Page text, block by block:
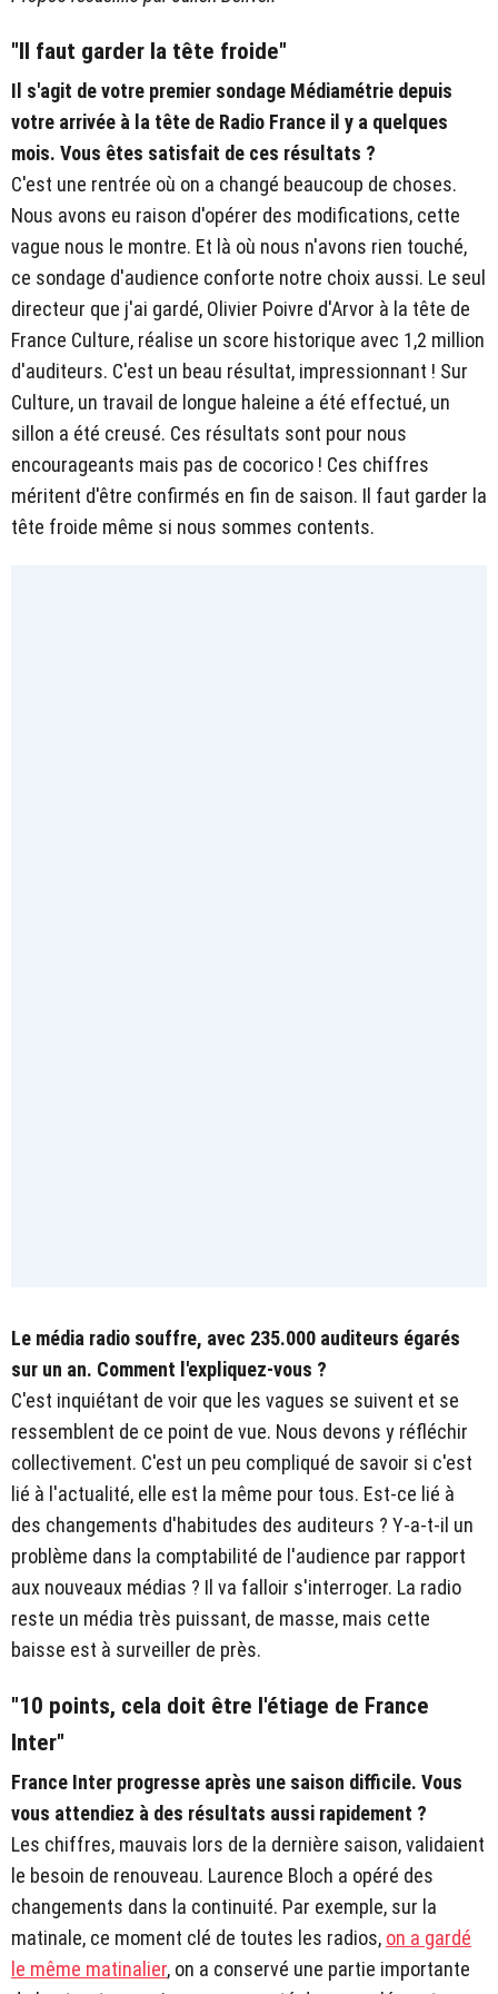
"Il faut garder la tête froide"
Il s'agit de votre premier sondage Médiamétrie depuis
votre arrivée à la tête de Radio France il y a quelques
mois. Vous êtes satisfait de ces résultats ?
C'est une rentrée où on a changé beaucoup de choses.
Nous avons eu raison d'opérer des modifications, cette
vague nous le montre. Et là où nous n'avons rien touché,
ce sondage d'audience conforte notre choix aussi. Le seul
directeur que j'ai gardé, Olivier Poivre d'Arvor à la tête de
France Culture, réalise un score historique avec 1,2 million
d'auditeurs. C'est un beau résultat, impressionnant ! Sur
Culture, un travail de longue haleine a été effectué, un
sillon a été creusé. Ces résultats sont pour nous
encourageants mais pas de cocorico ! Ces chiffres
méritent d'être confirmés en fin de saison. Il faut garder la
tête froide même si nous sommes contents.
Le média radio souffre, avec 235.000 auditeurs égarés
sur un an. Comment l'expliquez-vous ?
C'est inquiétant de voir que les vagues se suivent et se
ressemblent de ce point de vue. Nous devons y réfléchir
collectivement. C'est un peu compliqué de savoir si c'est
lié à l'actualité, elle est la même pour tous. Est-ce lié à
des changements d'habitudes des auditeurs ? Y-a-t-il un
problème dans la comptabilité de l'audience par rapport
aux nouveaux médias ? Il va falloir s'interroger. La radio
reste un média très puissant, de masse, mais cette
baisse est à surveiller de près.
"10 points, cela doit être l'étiage de France
Inter"
France Inter progresse après une saison difficile. Vous
vous attendiez à des résultats aussi rapidement ?
Les chiffres, mauvais lors de la dernière saison, validaient
le besoin de renouveau. Laurence Bloch a opéré des
changements dans la continuité. Par exemple, sur la
matinale, ce moment clé de toutes les radios, on a gardé
le même matinalier, on a conservé une partie importante